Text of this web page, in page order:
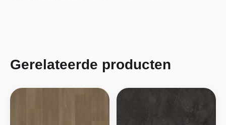
Gerelateerde producten